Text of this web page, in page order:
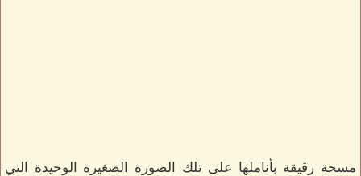
مسحة رقيقة بأناملها على تلك الصورة الصغيرة الوحيدة التي